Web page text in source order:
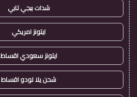
شدات ببجي تابي
ايتونز امريكي
ايتونز سعودي اقساط
شحن يلا لودو اقساط